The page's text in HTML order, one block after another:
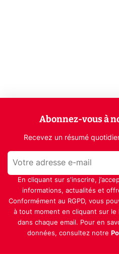
Abonnez-vous à
Recevez un résumé
En cliquant sur s'inscrire,
informations, actualités et
Conformément au RGPD, vous
à tout moment en cliquant sur
dans chaque email. Pour en
données, consultez notre